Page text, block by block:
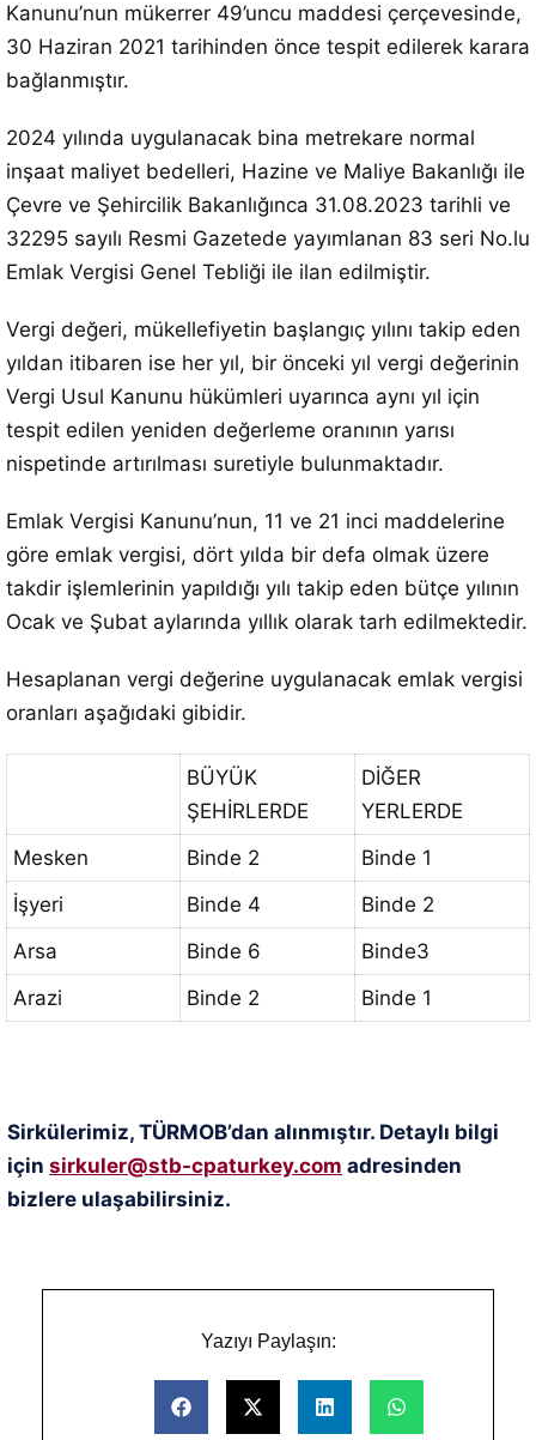
Kanunu’nun mükerrer 49’uncu maddesi çerçevesinde,
30 Haziran 2021 tarihinden önce tespit edilerek karara
bağlanmıştır.
2024 yılında uygulanacak bina metrekare normal
inşaat maliyet bedelleri, Hazine ve Maliye Bakanlığı ile
Çevre ve Şehircilik Bakanlığınca 31.08.2023 tarihli ve
32295 sayılı Resmi Gazetede yayımlanan 83 seri No.lu
Emlak Vergisi Genel Tebliği ile ilan edilmiştir.
Vergi değeri, mükellefiyetin başlangıç yılını takip eden
yıldan itibaren ise her yıl, bir önceki yıl vergi değerinin
Vergi Usul Kanunu hükümleri uyarınca aynı yıl için
tespit edilen yeniden değerleme oranının yarısı
nispetinde artırılması suretiyle bulunmaktadır.
Emlak Vergisi Kanunu’nun, 11 ve 21 inci maddelerine
göre emlak vergisi, dört yılda bir defa olmak üzere
takdir işlemlerinin yapıldığı yılı takip eden bütçe yılının
Ocak ve Şubat aylarında yıllık olarak tarh edilmektedir.
Hesaplanan vergi değerine uygulanacak emlak vergisi
oranları aşağıdaki gibidir.
BÜYÜK
ŞEHİRLERDE
DİĞER
YERLERDE
Mesken
Binde 2
Binde 1
İşyeri
Binde 4
Binde 2
Arsa
Binde 6
Binde3
Arazi
Binde 2 Binde 1
Sirkülerimiz, TÜRMOB’dan alınmıştır. Detaylı bilgi
için sirkuler@stb-cpaturkey.com adresinden
bizlere ulaşabilirsiniz.
Yazıyı Paylaşın: